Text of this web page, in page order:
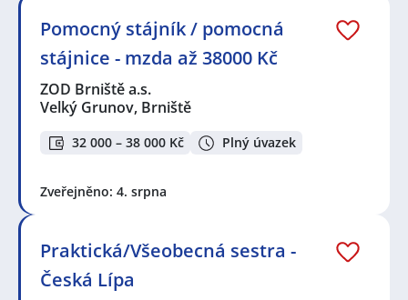
Pomocný stájník / pomocná
stájnice - mzda až 38000 Kč
ZOD Brniště a.s.
Velký Grunov, Brniště
32 000 – 38 000 Kč Plný úvazek
Zveřejněno: 4. srpna
Praktická/Všeobecná sestra -
Česká Lípa